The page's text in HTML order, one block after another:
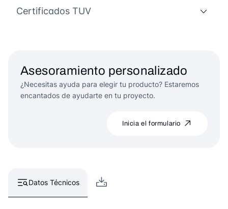
Certificados TUV
Asesoramiento personalizado
¿Necesitas ayuda para elegir tu producto? Estaremos
encantados de ayudarte en tu proyecto.
Inicia el formulario
Datos Técnicos